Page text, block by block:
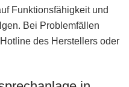
Funktionsfähigkeit und
Bei Problemfällen
des Herstellers oder